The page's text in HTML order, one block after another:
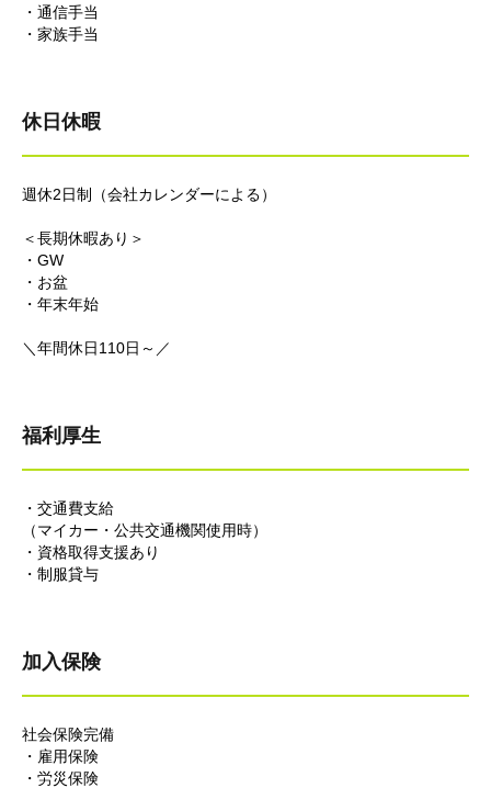
・通信手当
・家族手当
休日休暇
週休2日制（会社カレンダーによる）
＜長期休暇あり＞
・GW
・お盆
・年末年始
＼年間休日110日～／
福利厚生
・交通費支給
（マイカー・公共交通機関使用時）
・資格取得支援あり
・制服貸与
加入保険
社会保険完備
・雇用保険
・労災保険